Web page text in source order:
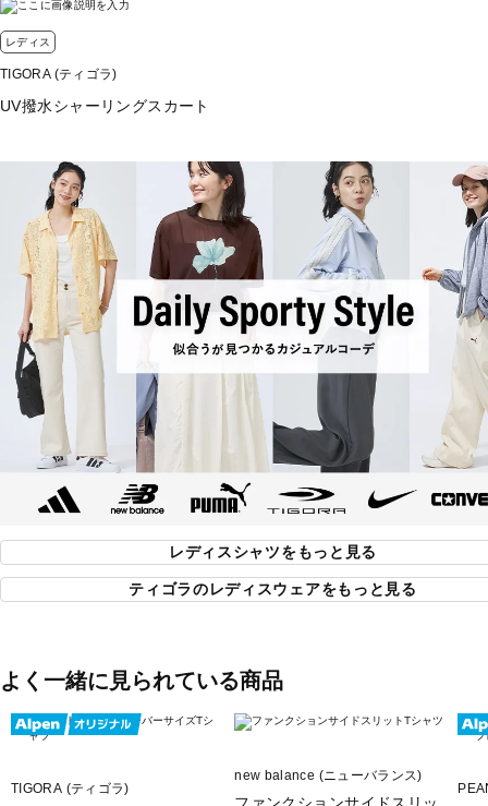
グレッシュピンク
ライトベージュ
グレー
ブラック
■素材：
■生産国：バングラデシュ
■2026 Spring＆Summer モデル
■メーカー型番：TR-9C2045TS
レディス
TIGORA (ティゴラ)
UV撥水シャーリングスカート
レディスシャツをもっと見る
ティゴラのレディスウェアをもっと見る
よく一緒に見られている商品
TIGORA (ティゴラ)
new balance (ニューバランス)